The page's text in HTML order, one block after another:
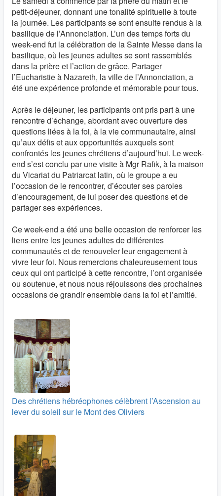
petit-déjeuner, donnant une tonalité spirituelle à toute
la journée. Les participants se sont ensuite rendus à la
basilique de l’Annonciation. L’un des temps forts du
week-end fut la célébration de la Sainte Messe dans la
basilique, où les jeunes adultes se sont rassemblés
dans la prière et l’action de grâce. Partager
l’Eucharistie à Nazareth, la ville de l’Annonciation, a
été une expérience profonde et mémorable pour tous.
Après le déjeuner, les participants ont pris part à une
rencontre d’échange, abordant avec ouverture des
questions liées à la foi, à la vie communautaire, ainsi
qu’aux défis et aux opportunités auxquels sont
confrontés les jeunes chrétiens d’aujourd’hui. Le week-
end s’est conclu par une visite à Mgr Rafik, à la maison
du Vicariat du Patriarcat latin, où le groupe a eu
l’occasion de le rencontrer, d’écouter ses paroles
d’encouragement, de lui poser des questions et de
partager ses expériences.
Ce week-end a été une belle occasion de renforcer les
liens entre les jeunes adultes de différentes
communautés et de renouveler leur engagement à
vivre leur foi. Nous remercions chaleureusement tous
ceux qui ont participé à cette rencontre, l’ont organisée
ou soutenue, et nous nous réjouissons des prochaines
occasions de grandir ensemble dans la foi et l’amitié.
Des chrétiens hébréophones célèbrent l’Ascension au
lever du soleil sur le Mont des Oliviers